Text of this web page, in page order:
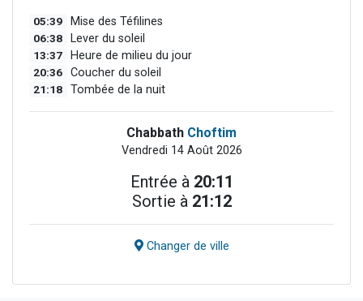
05:39 Mise des Téfilines
06:38 Lever du soleil
13:37 Heure de milieu du jour
20:36 Coucher du soleil
21:18 Tombée de la nuit
Chabbath Choftim
Vendredi 14 Août 2026
Entrée à 20:11
Sortie à 21:12
Changer de ville